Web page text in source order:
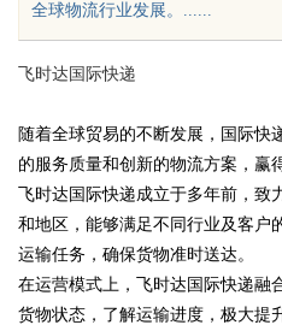
uz
全球物流行业发展。......
飞时达国际快递
随着全球贸易的不断发展，国际快
的服务质量和创新的物流方案，赢
飞时达国际快递成立于多年前，
和地区，能够满足不同行业及客户
运输任务，确保货物准时送达。
在运营模式上，飞时达国际快递融
货物状态，了解运输进度，极大提
配眼镜